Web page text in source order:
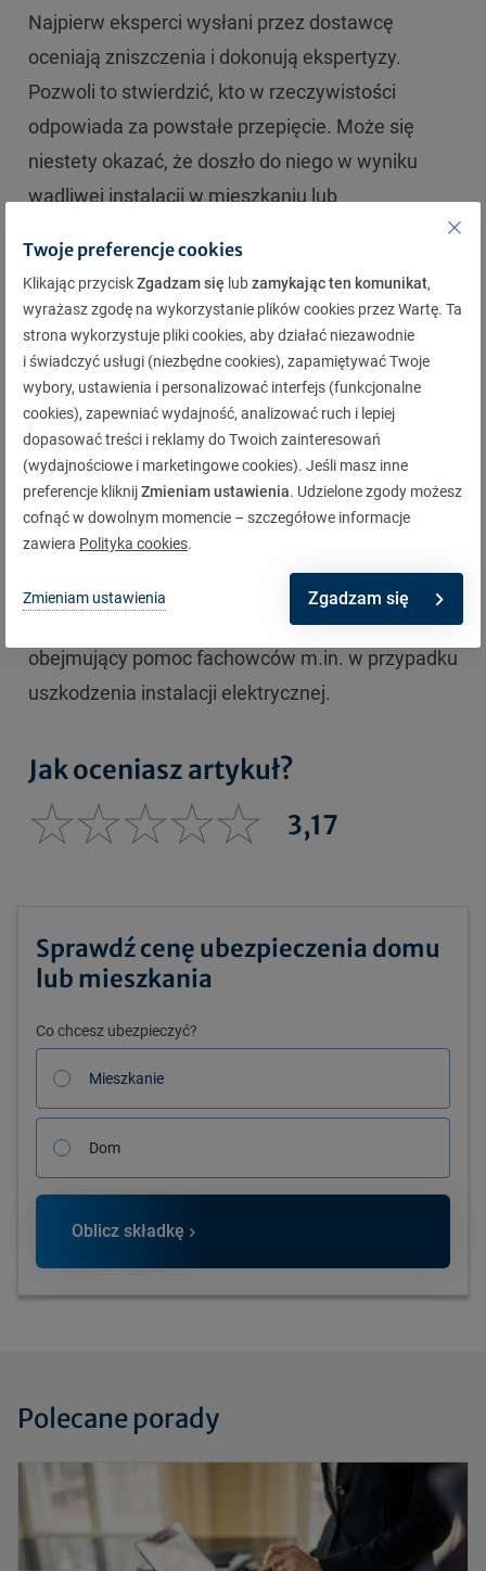
Najpierw eksperci wysłani przez dostawcę
oceniają zniszczenia i dokonują ekspertyzy.
Pozwoli to stwierdzić, kto w rzeczywistości
odpowiada za powstałe przepięcie. Może się
niestety okazać, że doszło do niego w wyniku
wadliwej instalacji w mieszkaniu lub
Jako strona ubiegająca się o odszkodowanie
mamy prawo do zasięgnięcia opinii u wybranych
przez nas specjalistów, jednak będzie ona miała
znaczenie dopiero po wejściu na drogę sądową. A
to oznacza znaczne wydłużenie się całego procesu
i ewentualne wysokie koszty jeśli okaże się, że nie
mieliśmy racji. Rozsądnym rozwiązaniem jest więc
ubezpieczenie swojego domu lub
mieszkania. Zwłaszcza, że mając
ubezpieczenia
domowy assistance
obejmujący pomoc fachowców m.in. w przypadku
uszkodzenia instalacji elektrycznej.
Jak oceniasz artykuł?
3,17
Sprawdź cenę ubezpieczenia domu
lub mieszkania
Co chcesz ubezpieczyć?
Mieszkanie
Dom
Oblicz składkę
Polecane porady
Twoje preferencje cookies
Klikając przyciskZgadzam się lubzamykając ten komunikat,
wyrażasz zgodę na wykorzystanie plików cookies przez Wartę. Ta
strona wykorzystuje pliki cookies, aby działać niezawodnie
i świadczyć usługi (niezbędne cookies), zapamiętywać Twoje
wybory, ustawienia i personalizować interfejs (funkcjonalne
cookies), zapewniać wydajność, analizować ruch i lepiej
dopasować treści i reklamy do Twoich zainteresowań
(wydajnościowe i marketingowe cookies). Jeśli masz inne
preferencje kliknijZmieniam ustawienia. Udzielone zgody możesz
cofnąć w dowolnym momencie – szczegółowe informacje
zawiera Polityka cookies.
Zmieniam ustawienia Zgadzam się